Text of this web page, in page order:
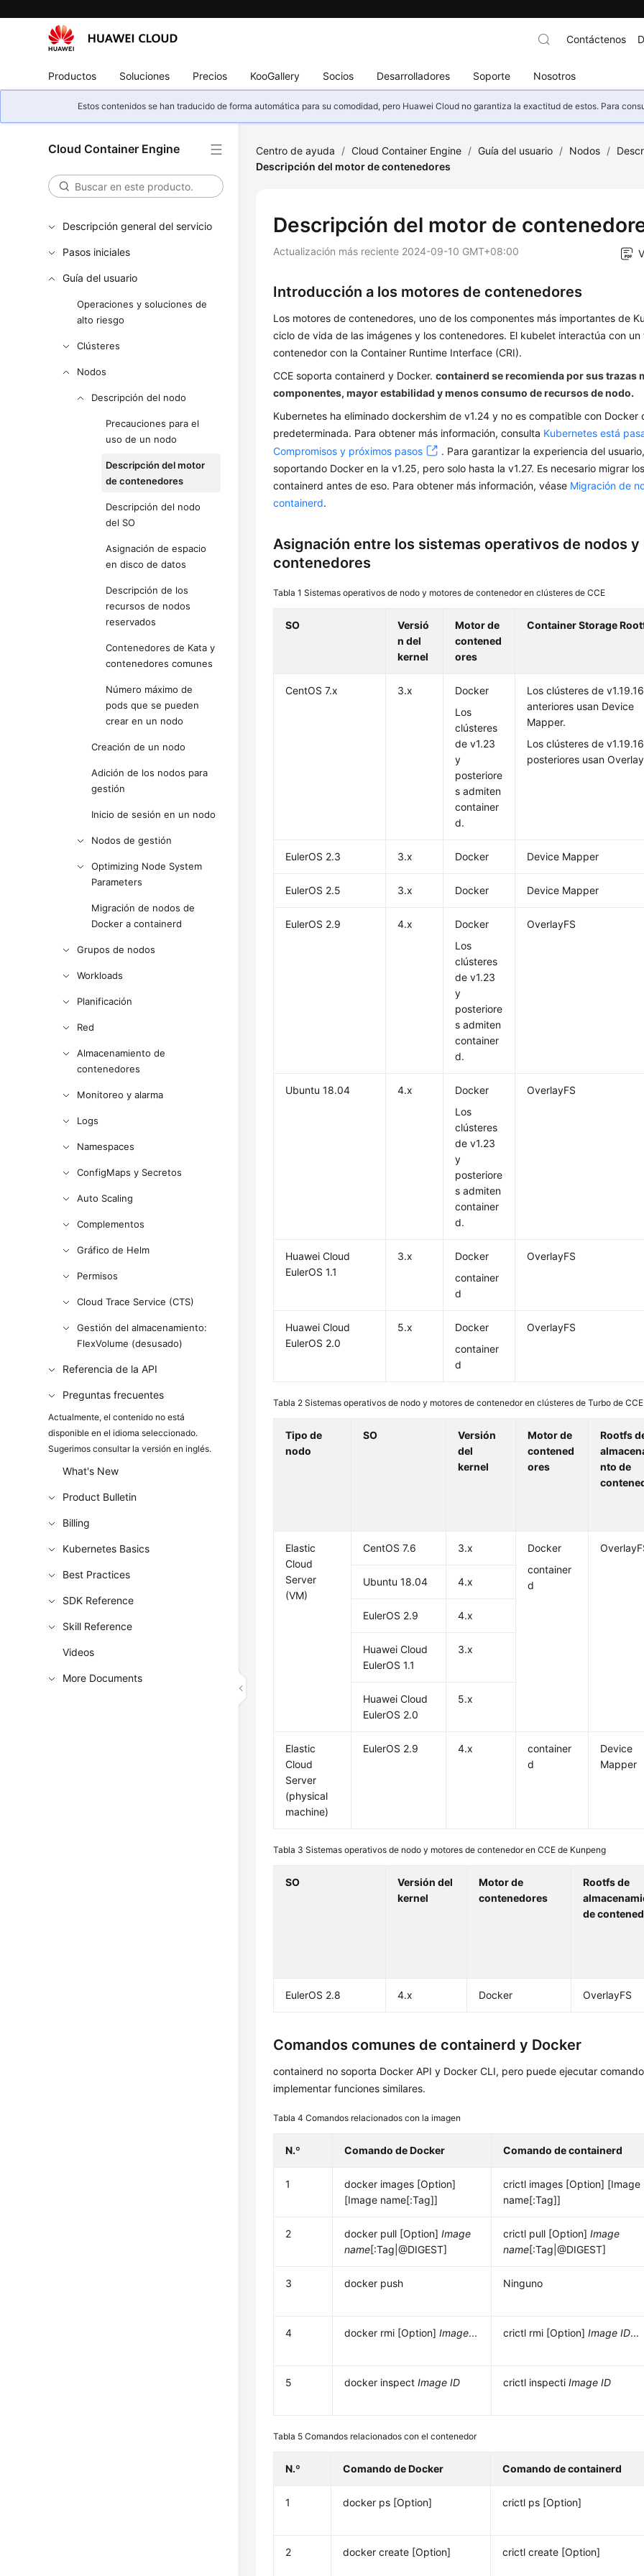
Productos Soluciones Precios KooGallery Socios Desarrolladores Soporte Nosotros
Contáctenos
Estos contenidos se han traducido de forma automática para su comodidad, pero Huawei Cloud no garantiza la exactitud de estos. Para
Cloud Container Engine
Descripción general del servicio
Pasos iniciales
Guía del usuario
Operaciones y soluciones de
alto riesgo
Clústeres
Nodos
Descripción del nodo
Precauciones para el
uso de un nodo
Descripción del motor
de contenedores
Descripción del nodo
del SO
Asignación de espacio
en disco de datos
Descripción de los
recursos de nodos
reservados
Contenedores de Kata y
contenedores comunes
Número máximo de
pods que se pueden
crear en un nodo
Creación de un nodo
Adición de los nodos para
gestión
Inicio de sesión en un nodo
Nodos de gestión
Optimizing Node System
Parameters
Migración de nodos de
Docker a containerd
Grupos de nodos
Workloads
Planificación
Red
Almacenamiento de
contenedores
Monitoreo y alarma
Logs
Namespaces
ConfigMaps y Secretos
Auto Scaling
Complementos
Gráfico de Helm
Permisos
Cloud Trace Service (CTS)
Gestión del almacenamiento:
FlexVolume (desusado)
Referencia de la API
Preguntas frecuentes
Actualmente, el contenido no está
disponible en el idioma seleccionado.
Sugerimos consultar la versión en inglés.
What's New
Product Bulletin
Billing
Kubernetes Basics
Best Practices
SDK Reference
Skill Reference
Videos
More Documents
Centro de ayuda / Cloud Container Engine / Guía del usuario / Nodos /
Descripción del motor de contenedores
Descripción del motor de
Actualización más reciente 2024-09-10 GMT+08:00
Introducción a los motores de contenedores
Los motores de contenedores, uno de los componentes más importantes de
ciclo de vida de las imágenes y los contenedores. El kubelet interactúa con
contenedor con la Container Runtime Interface (CRI).
CCE soporta containerd y Docker.containerd se recomienda por sus trazas
componentes, mayor estabilidad y menos consumo de recursos de nodo.
Kubernetes ha eliminado dockershim de v1.24 y no es compatible con Docker
predeterminada. Para obtener más información, consulta Kubernetes está
Compromisos y próximos pasos
. Para garantizar la experiencia del
soportando Docker en la v1.25, pero solo hasta la v1.27. Es necesario migrar
containerd antes de eso. Para obtener más información, véase Migración de
containerd.
Asignación entre los sistemas operativos de nodos
contenedores
Tabla 1Sistemas operativos de nodo y motores de contenedor en clústeres de CCE
SO
Versió
n del
kernel
Motor de
contened
ores
Container Storage
CentOS 7.x 3.x
Docker
Los
clústeres
de v1.23
y
posteriore
s admiten
container
d.
Los clústeres de
anteriores usan Device
Mapper.
Los clústeres de
posteriores usan
EulerOS 2.3 3.x Docker Device Mapper
EulerOS 2.5 3.x Docker Device Mapper
EulerOS 2.9 4.x
Docker
Los
clústeres
de v1.23
y
posteriore
s admiten
container
d.
OverlayFS
Ubuntu 18.04 4.x
Docker
Los
clústeres
de v1.23
y
posteriore
s admiten
container
d.
OverlayFS
Huawei Cloud
EulerOS 1.1
3.x
Docker
container
d
OverlayFS
Huawei Cloud
EulerOS 2.0
5.x
Docker
container
d
OverlayFS
Tabla 2Sistemas operativos de nodo y motores de contenedor en clústeres de Turbo de CCE
Tipo de
nodo
SO
Versión
del
kernel
Motor de
contened
ores
Rootfs
nto de
Elastic
Cloud
Server
(VM)
CentOS 7.6 3.x
Docker
container
d
Ubuntu 18.04 4.x
EulerOS 2.9 4.x
Huawei Cloud
EulerOS 1.1
3.x
Huawei Cloud
EulerOS 2.0
5.x
Elastic
Cloud
Server
(physical
machine)
EulerOS 2.9 4.x
container
d
Device
Mapper
Tabla 3Sistemas operativos de nodo y motores de contenedor en CCE de Kunpeng
SO
Versión del
kernel
Motor de
contenedores
Rootfs de
de
EulerOS 2.8 4.x Docker OverlayFS
Comandos comunes de containerd y Docker
containerd no soporta Docker API y Docker CLI, pero puede ejecutar
implementar funciones similares.
Tabla 4Comandos relacionados con la imagen
N.º Comando de Docker Comando de containerd
1
docker images [Option]
[Image name[:Tag]]
crictl images [Option] [Image
name[:Tag]]
2 docker pull [Option]Image
name[:Tag|@DIGEST]
crictl pull [Option]Image
name[:Tag|@DIGEST]
3 docker push Ninguno
4 docker rmi [Option]Image... crictl rmi [Option]Image ID...
5 docker inspectImage ID crictl inspectiImage ID
Tabla 5Comandos relacionados con el contenedor
N.º Comando de Docker Comando de containerd
1 docker ps [Option] crictl ps [Option]
2 docker create [Option] crictl create [Option]